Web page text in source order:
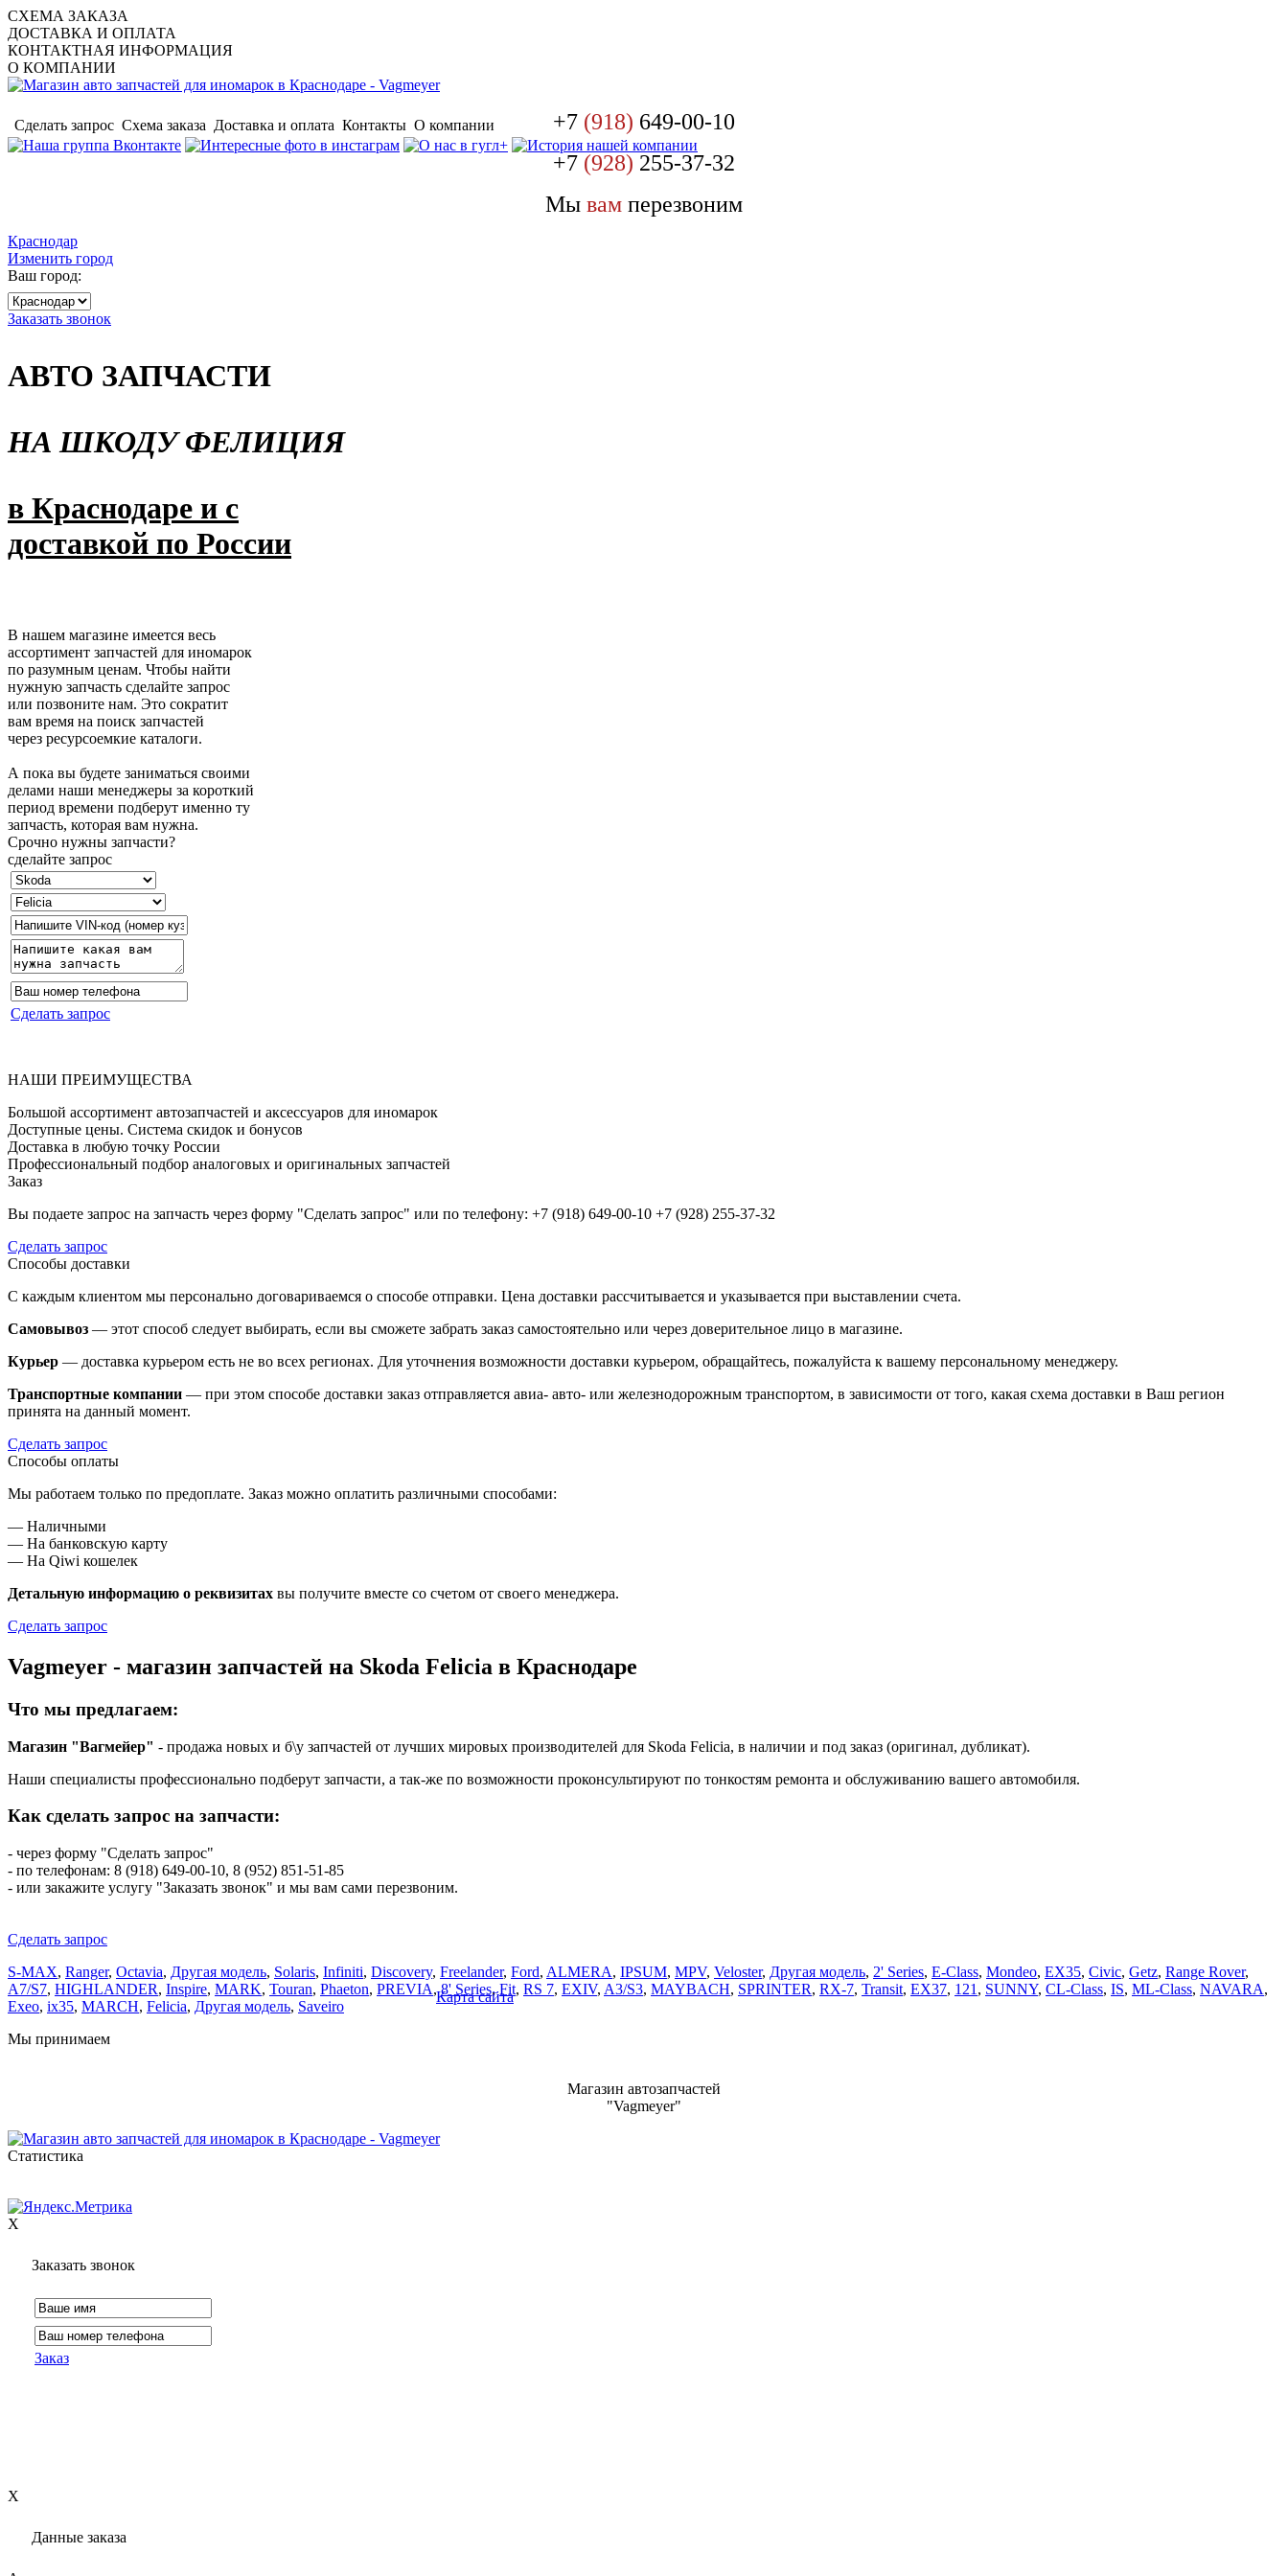
СХЕМА ЗАКАЗА
ДОСТАВКА И ОПЛАТА
КОНТАКТНАЯ ИНФОРМАЦИЯ
О КОМПАНИИ
+7 (918) 649-00-10
+7 (928) 255-37-32
Мы вам перезвоним
Краснодар
Изменить город
Ваш город:
Заказать звонок
АВТО ЗАПЧАСТИ
НА ШКОДУ ФЕЛИЦИЯ
в Краснодаре и с
доставкой по России
В нашем магазине имеется весь
ассортимент запчастей для иномарок
по разумным ценам. Чтобы найти
нужную запчасть сделайте запрос
или позвоните нам. Это сократит
вам время на поиск запчастей
через ресурсоемкие каталоги.
А пока вы будете заниматься своими
делами наши менеджеры за короткий
период времени подберут именно ту
запчасть, которая вам нужна.
Срочно нужны запчасти?
сделайте запрос
Сделать запрос
НАШИ ПРЕИМУЩЕСТВА
Большой ассортимент автозапчастей и аксессуаров для иномарок
Доступные цены. Система скидок и бонусов
Доставка в любую точку России
Профессиональный подбор аналоговых и оригинальных запчастей
Заказ
Вы подаете запрос на запчасть через форму "Сделать запрос" или по телефону: +7 (918) 649-00-10 +7 (928) 255-37-32
Сделать запрос
Способы доставки
С каждым клиентом мы персонально договариваемся о способе отправки. Цена доставки рассчитывается и указывается при выставлении счета.
Самовывоз — этот способ следует выбирать, если вы сможете забрать заказ самостоятельно или через доверительное лицо в магазине.
Курьер — доставка курьером есть не во всех регионах. Для уточнения возможности доставки курьером, обращайтесь, пожалуйста к вашему персональному менеджеру.
Транспортные компании — при этом способе доставки заказ отправляется авиа- авто- или железнодорожным транспортом, в зависимости от того, какая схема доставки в Ваш регион
принята на данный момент.
Сделать запрос
Способы оплаты
Мы работаем только по предоплате. Заказ можно оплатить различными способами:
— Наличными
— На банковскую карту
— На Qiwi кошелек
Детальную информацию о реквизитах вы получите вместе со счетом от своего менеджера.
Сделать запрос
Vagmeyer - магазин запчастей на Skoda Felicia в Краснодаре
Что мы предлагаем:
Магазин "Вагмейер" - продажа новых и б\у запчастей от лучших мировых производителей для Skoda Felicia, в наличии и под заказ (оригинал, дубликат).
Наши специалисты профессионально подберут запчасти, а так-же по возможности проконсультируют по тонкостям ремонта и обслуживанию вашего автомобиля.
Как сделать запрос на запчасти:
- через форму "Сделать запрос"
- по телефонам: 8 (918) 649-00-10, 8 (952) 851-51-85
- или закажите услугу "Заказать звонок" и мы вам сами перезвоним.
Сделать запрос
S-MAX, Ranger, Octavia, Другая модель, Solaris, Infiniti, Discovery, Freelander, Ford, ALMERA, IPSUM, MPV, Veloster, Другая модель, 2' Series, E-Class, Mondeo, EX35, Civic, Getz, Range Rover,
A7/S7, HIGHLANDER, Inspire, MARK, Touran, Phaeton, PREVIA,8' Series,Fit, RS 7, EXIV, A3/S3, MAYBACH, SPRINTER, RX-7, Transit, EX37, 121 , SUNNY, CL-Class, IS, ML-Class, NAVARA,
Exeo, ix35, MARCH, Felicia, Другая модель, Saveiro
Карта сайта
Мы принимаем
Магазин автозапчастей
"Vagmeyer"
Статистика
X
Заказать звонок
Заказ
X
Данные заказа
Сделать запрос Схема заказа Доставка и оплата Контакты О компании